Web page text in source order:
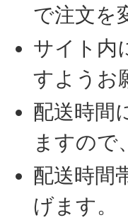
で注文を
サイト内
すようお
配送時間
ますので
配送時間
げます。